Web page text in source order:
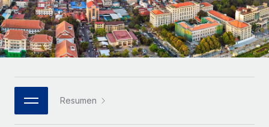
complicaciones.
Plataforma
Funciones esenciales de RR. HH. integradas para tu
Conectar
Conecta cualquier herramienta de IA con Remote
Empresa
RR. HH. globales para grandes empresas.
ASOCIARSE
Socios tecnológicos estratégicos
Integra la gestión de los RR. HH. globales en tu
Glosario de RR. HH.
Listas de verificación y plantillas
Biblioteca de descripciones de puestos
Webinarios
Português (Portugal)
日本語
한국어
中文（简体）Resumen